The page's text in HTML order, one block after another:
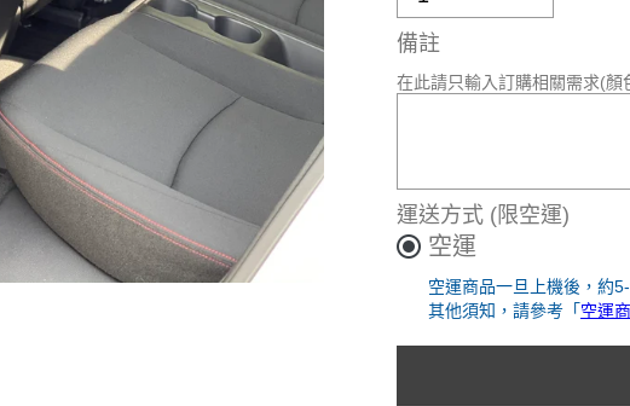
備註
在此請只輸入訂購相關需求(
運送方式 (限空運)
空運
空運商品一旦上機後，約
其他須知，請參考「 空運